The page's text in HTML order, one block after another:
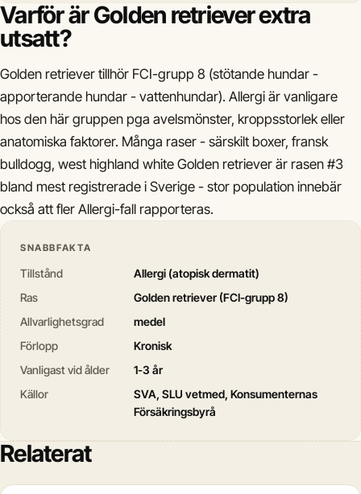
Varför är Golden retriever extra
utsatt?
Golden retriever tillhör FCI-grupp 8 (stötande hundar -
apporterande hundar - vattenhundar). Allergi är vanligare
hos den här gruppen pga avelsmönster, kroppsstorlek eller
anatomiska faktorer. Många raser - särskilt boxer, fransk
bulldogg, west highland white Golden retriever är rasen #3
bland mest registrerade i Sverige - stor population innebär
också att fler Allergi-fall rapporteras.
SNABBFAKTA
Tillstånd
Allergi (atopisk dermatit)
Ras
Golden retriever (FCI-grupp 8)
Allvarlighetsgrad
medel
Förlopp
Kronisk
Vanligast vid ålder
1-3 år
Källor
SVA, SLU vetmed, Konsumenternas
Försäkringsbyrå
Relaterat